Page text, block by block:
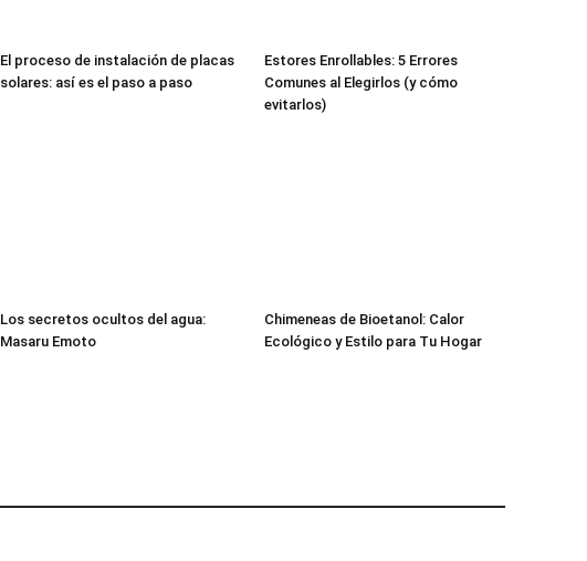
El proceso de instalación de placas
solares: así es el paso a paso
Estores Enrollables: 5 Errores
Comunes al Elegirlos (y cómo
evitarlos)
Los secretos ocultos del agua:
Masaru Emoto
Chimeneas de Bioetanol: Calor
Ecológico y Estilo para Tu Hogar